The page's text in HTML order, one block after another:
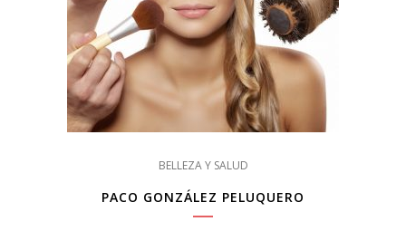
BELLEZA Y SALUD
PACO GONZÁLEZ PELUQUERO